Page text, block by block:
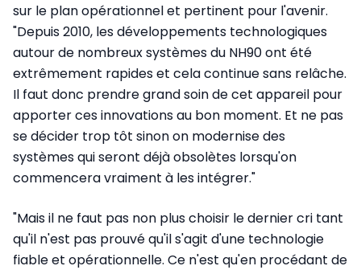
sur le plan opérationnel et pertinent pour l'avenir.
"Depuis 2010, les développements technologiques
autour de nombreux systèmes du NH90 ont été
extrêmement rapides et cela continue sans relâche.
Il faut donc prendre grand soin de cet appareil pour
apporter ces innovations au bon moment. Et ne pas
se décider trop tôt sinon on modernise des
systèmes qui seront déjà obsolètes lorsqu'on
commencera vraiment à les intégrer."
"Mais il ne faut pas non plus choisir le dernier cri tant
qu'il n'est pas prouvé qu'il s'agit d'une technologie
fiable et opérationnelle. Ce n'est qu'en procédant de